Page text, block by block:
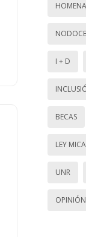
I + D
BECAS
LEY
UNR
OPINIÓN